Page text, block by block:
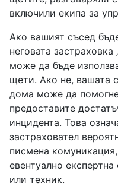
включили екипа за
Ако вашият съсед
неговата
може да бъде
щети. Ако не, вашата
дома може да
предоставите
инцидента. Това
застраховател
писмена
евентуално
или техник.